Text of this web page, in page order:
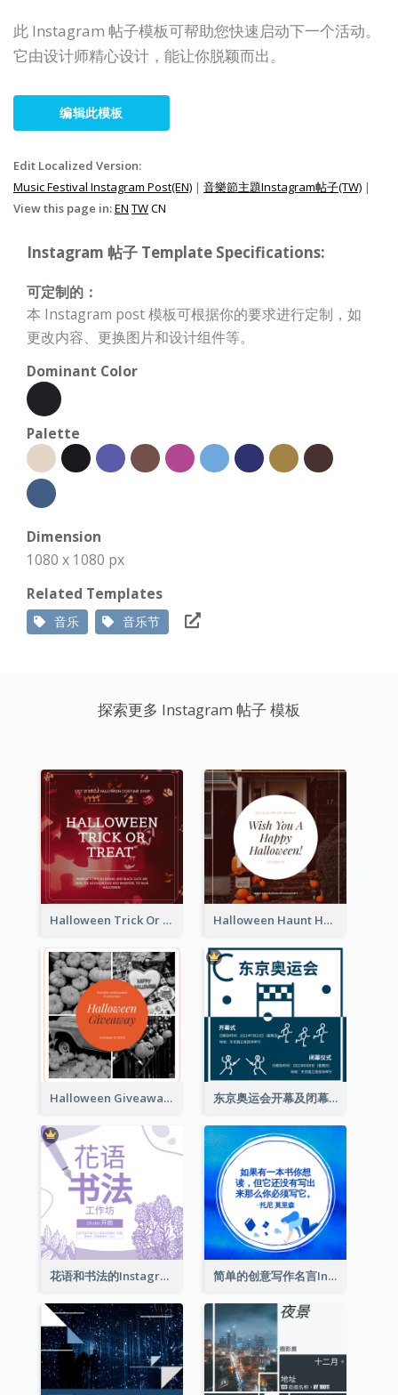
此 Instagram 帖子模板可帮助您快速启动下一个活动。
它由设计师精心设计，能让你脱颖而出。
编辑此模板
Edit Localized Version:
Music Festival Instagram Post(EN) | 音樂節主題Instagram帖子(TW) |
View this page in:EN TWCN
Instagram 帖子 Template Specifications:
可定制的：
本 Instagram post 模板可根据你的要求进行定制，如
更改内容、更换图片和设计组件等。
Dominant Color
Palette
Dimension
1080 x 1080 px
Related Templates
音乐 音乐节
探索更多 Instagram 帖子 模板
Halloween Trick Or Treat Instagram Post Halloween Haunt House Instagram Post
Halloween Giveaway Instagram Post 东京奥运会开幕及闭幕式Instagram帖子
花语和书法的Instagram帖子 简单的创意写作名言Instagram帖子